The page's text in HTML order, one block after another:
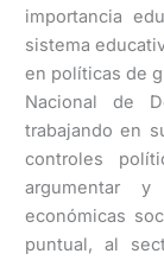
importancia
sistema
en políticas de
Nacional de
trabajando en
controles
argumentar
económicas
puntual, al